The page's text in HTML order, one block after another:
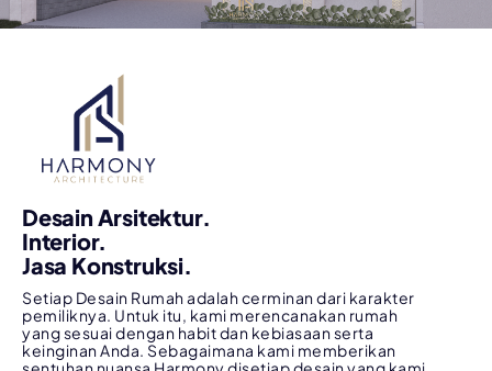
Desain Arsitektur.
Interior.
Jasa Konstruksi.
Setiap Desain Rumah adalah cerminan dari karakter
pemiliknya. Untuk itu, kami merencanakan rumah
yang sesuai dengan habit dan kebiasaan serta
keinginan Anda. Sebagaimana kami memberikan